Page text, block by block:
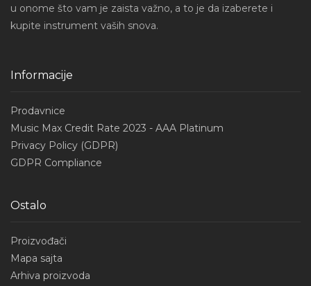
u onome što vam je zaista važno, a to je da izaberete i
kupite instrument vaših snova.
Informacije
Prodavnice
Music Max Credit Rate 2023 - AAA Platinum
Privacy Policy (GDPR)
GDPR Compliance
Ostalo
Proizvođači
Mapa sajta
Arhiva proizvoda